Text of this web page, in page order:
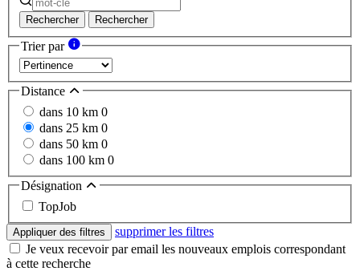
Rechercher Rechercher
Trier par
Distance
dans 10 km 0
dans 25 km 0
dans 50 km 0
dans 100 km 0
Désignation
TopJob
Appliquer des filtres
supprimer les filtres
Je veux recevoir par email les nouveaux emplois correspondant
à cette recherche